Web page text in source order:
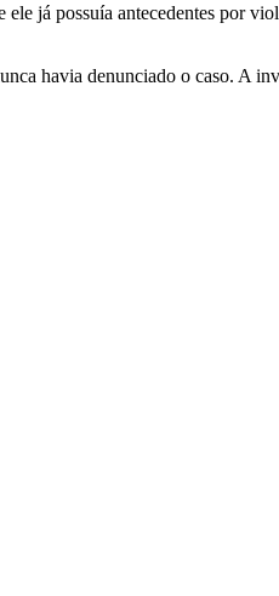
já possuía antecedentes por
havia denunciado o caso. A